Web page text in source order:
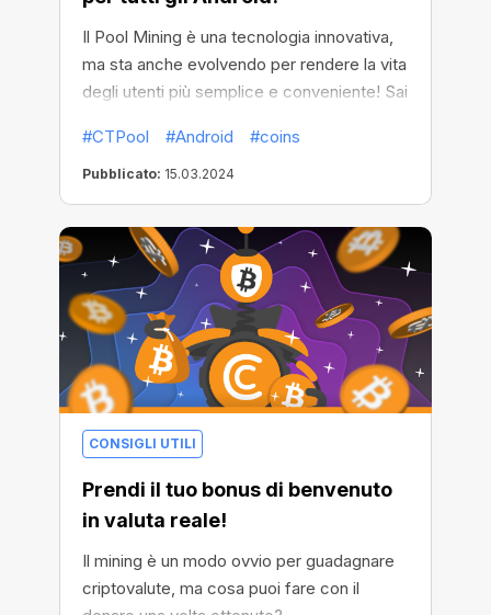
Il Pool Mining è una tecnologia innovativa,
ma sta anche evolvendo per rendere la vita
degli utenti più semplice e conveniente! Sai
disponibile come app per tutti i dispositivi
Android. Ora l'app CT Pool ha alcune
funzionalità uniche in più!
#CTPool #Android #coins
Pubblicato: 15.03.2024
CONSIGLI UTILI
Prendi il tuo bonus di benvenuto
in valuta reale!
Il mining è un modo ovvio per guadagnare
criptovalute, ma cosa puoi fare con il